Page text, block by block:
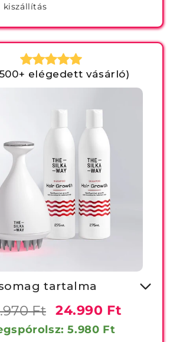
kiszállítás
elégedett vásárló)
tartalma
Fényterápiás Fejbőr
Masszírozó
24.990 Ft
Ft
5.980 Ft